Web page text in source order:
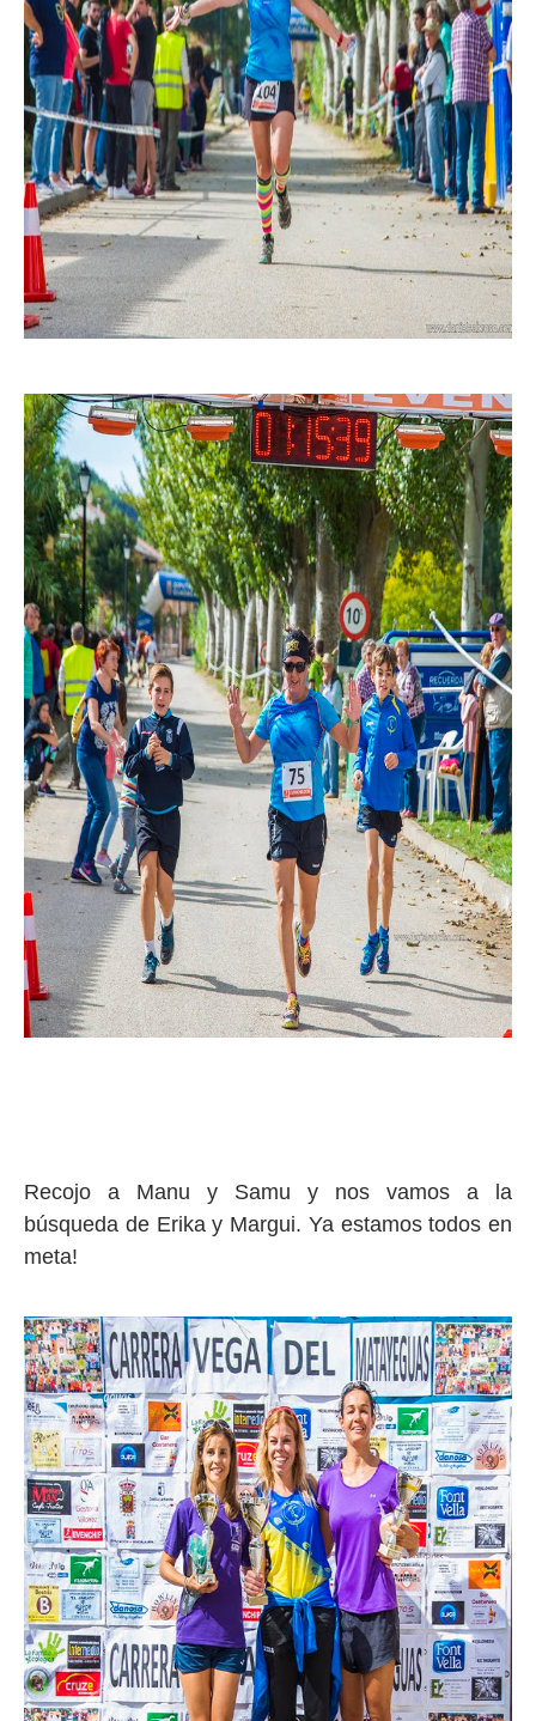
Recojo a Manu y Samu y nos vamos a la
búsqueda de Erika y Margui. Ya estamos todos en
meta!